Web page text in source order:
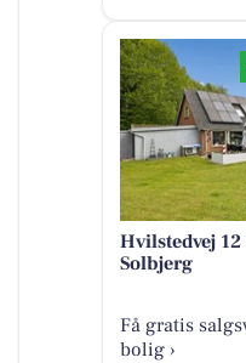
Hvilstedvej
Solbjerg
Få gratis
bolig ›